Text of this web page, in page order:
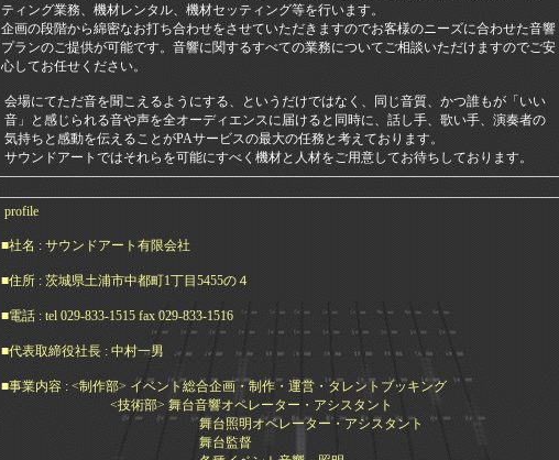
ティング業務、機材レンタル、機材セッティング等を行います。
企画の段階から綿密なお打ち合わせをさせていただきますのでお客様のニーズに合わせた音響
プランのご提供が可能です。音響に関するすべての業務についてご相談いただけますのでご安
心してお任せください。
会場にてただ音を聞こえるようにする、というだけではなく、同じ音質、かつ誰もが「いい
音」と感じられる音や声を全オーディエンスに届けると同時に、話し手、歌い手、演奏者の
気持ちと感動を伝えることがPAサービスの最大の任務と考えております。
サウンドアートではそれらを可能にすべく機材と人材をご用意してお待ちしております。
profile
■社名 : サウンドアート有限会社
■住所 : 茨城県土浦市中都町1丁目5455の４
■電話 : tel 029-833-1515 fax 029-833-1516
■代表取締役社長 : 中村一男
■事業内容 : <制作部> イベント総合企画・制作・運営・タレントブッキング
<技術部> 舞台音響オペレーター・アシスタント
舞台照明オペレーター・アシスタント
舞台監督